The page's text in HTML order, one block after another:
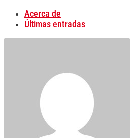
Acerca de
Últimas entradas